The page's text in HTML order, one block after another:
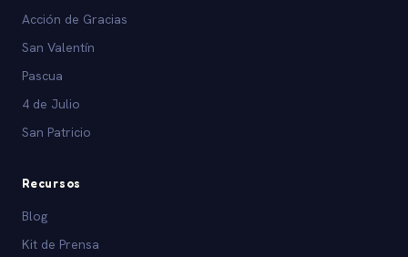
Acción de Gracias
San Valentín
Pascua
4 de Julio
San Patricio
Recursos
Blog
Kit de Prensa